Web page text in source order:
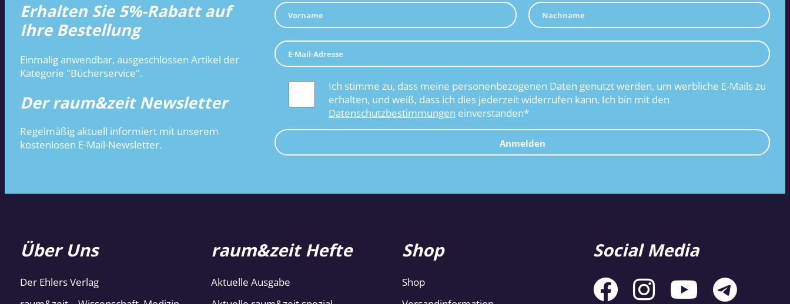
Erhalten Sie 5%-Rabatt auf
Ihre Bestellung
Einmalig anwendbar, ausgeschlossen Artikel der
Kategorie "Bücherservice".
Der raum&zeit Newsletter
Regelmäßig aktuell informiert mit unserem
kostenlosen E-Mail-Newsletter.
Ich stimme zu, dass meine personenbezogenen Daten genutzt werden, um werbliche E-Mails zu
erhalten, und weiß, dass ich dies jederzeit widerrufen kann. Ich bin mit den
Datenschutzbestimmungen einverstanden*
Anmelden
Über Uns
Der Ehlers Verlag
raum&zeit Hefte
Aktuelle Ausgabe
Shop
Shop
Social Media